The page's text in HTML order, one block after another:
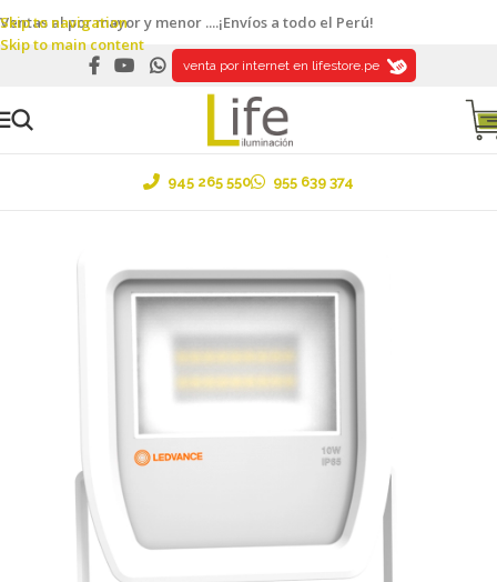
Skip to navigation
Skip to main content
Ventas al por mayor y menor ....¡Envíos a todo el Perú!
venta por internet en lifestore.pe
945 265 550 955 639 374